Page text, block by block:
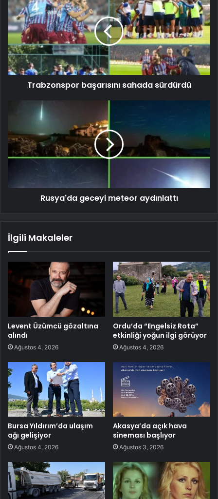
Trabzonspor başarısını sahada sürdürdü
Rusya'da geceyi meteor aydınlattı
İlgili Makaleler
Levent Üzümcü gözaltına
alındı
Ağustos 4, 2026
Ordu’da “Engelsiz Rota”
etkinliği yoğun ilgi görüyor
Ağustos 4, 2026
Bursa Yıldırım’da ulaşım
ağı gelişiyor
Ağustos 4, 2026
Akasya’da açık hava
sineması başlıyor
Ağustos 3, 2026